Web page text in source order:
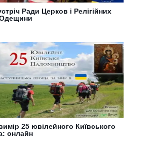
Ради Церков і Релігійних
Одещини
25 ювілейного Київського
онлайн